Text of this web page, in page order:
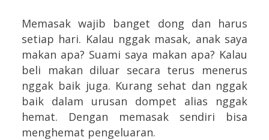
Memasak wajib banget dong dan harus
setiap hari. Kalau nggak masak, anak saya
makan apa? Suami saya makan apa? Kalau
beli makan diluar secara terus menerus
nggak baik juga. Kurang sehat dan nggak
baik dalam urusan dompet alias nggak
hemat. Dengan memasak sendiri bisa
menghemat pengeluaran.